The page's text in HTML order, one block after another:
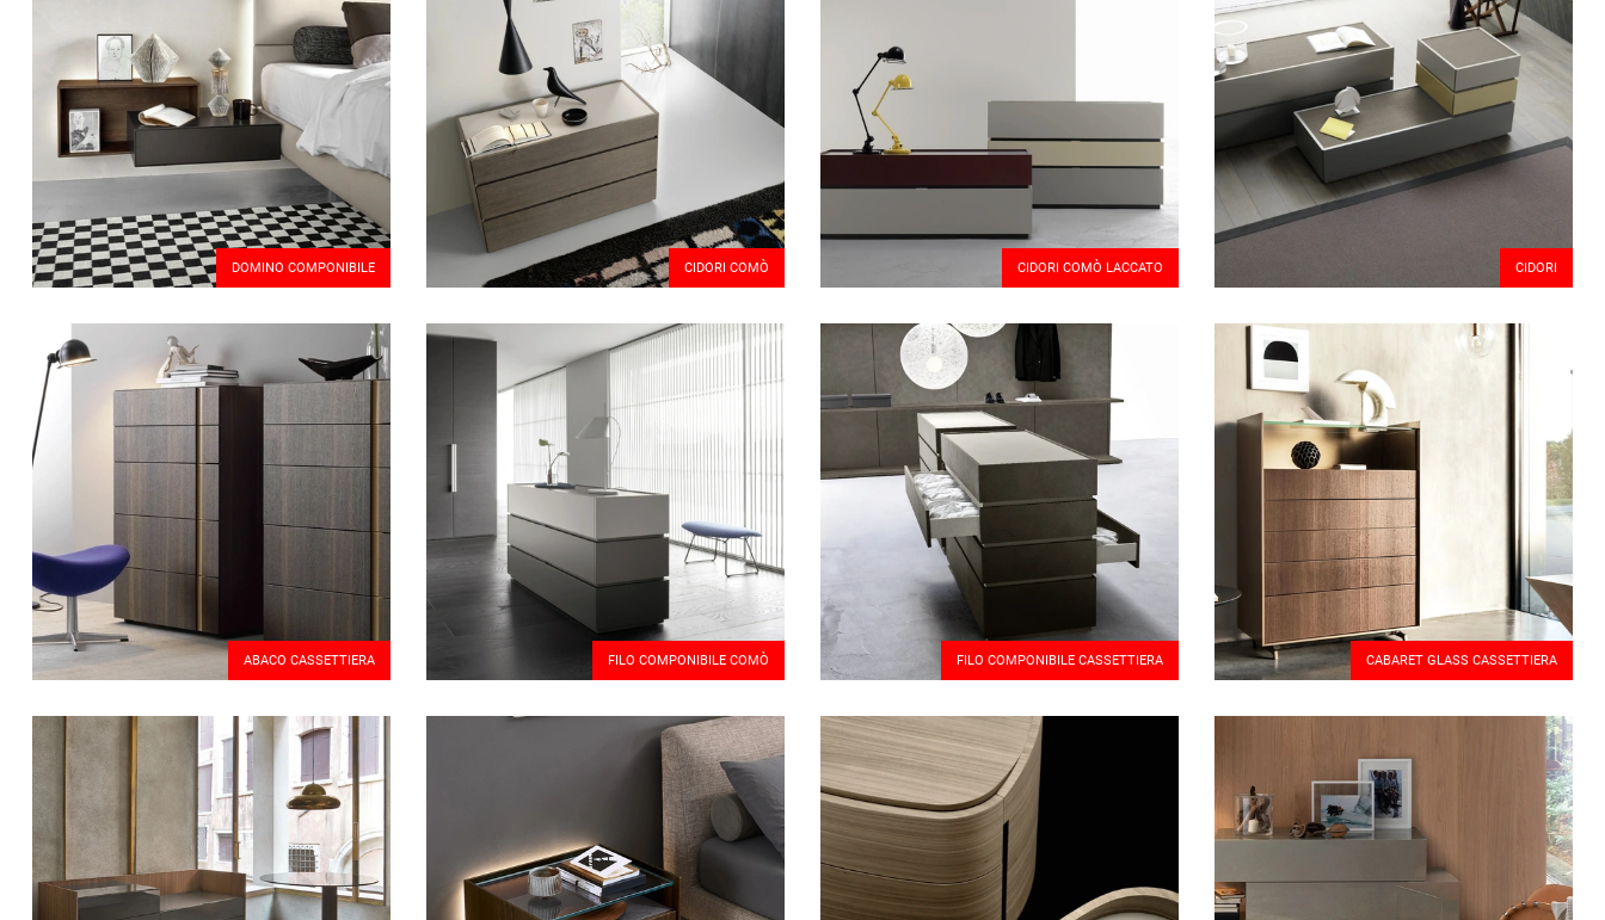
DOMINO COMPONIBILE CIDORI COMÒ CIDORI COMÒ LACCATO CIDORI
ABACO CASSETTIERA FILO COMPONIBILE COMÒ FILO COMPONIBILE CASSETTIERA CABARET GLASS CASSETTIERA